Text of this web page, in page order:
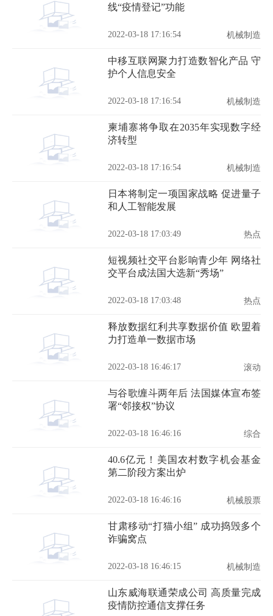
线“疫情登记”功能
2022-03-18 17:16:54 机械制造
中移互联网聚力打造数智化产品 守
护个人信息安全
2022-03-18 17:16:54 机械制造
柬埔寨将争取在2035年实现数字经
济转型
2022-03-18 17:16:54 机械制造
日本将制定一项国家战略 促进量子
和人工智能发展
2022-03-18 17:03:49 热点
短视频社交平台影响青少年 网络社
交平台成法国大选新“秀场”
2022-03-18 17:03:48 热点
释放数据红利共享数据价值 欧盟着
力打造单一数据市场
2022-03-18 16:46:17 滚动
与谷歌缠斗两年后 法国媒体宣布签
署“邻接权”协议
2022-03-18 16:46:16 综合
40.6亿元！美国农村数字机会基金
第二阶段方案出炉
2022-03-18 16:46:16 机械股票
甘肃移动“打猫小组” 成功捣毁多个
诈骗窝点
2022-03-18 16:46:15 机械制造
山东威海联通荣成公司 高质量完成
疫情防控通信支撑任务